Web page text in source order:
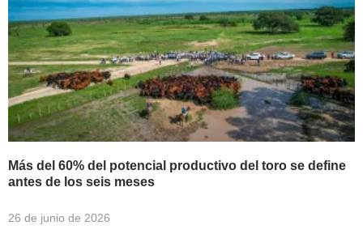
Más del 60% del potencial productivo del toro se define
antes de los seis meses
26 de junio de 2026